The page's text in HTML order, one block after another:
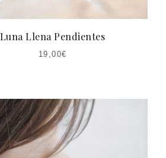
Luna Llena Pendientes
19,00€